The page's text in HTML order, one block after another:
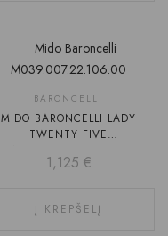
BARONCELLI
MIDO BARONCELLI LADY
TWENTY FIVE
1,125 €
Į KREPŠELĮ